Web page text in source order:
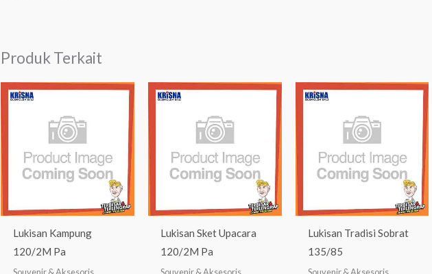
Produk Terkait
Lukisan Kampung
120/2M Pa
Souvenir & Aksesoris
Lukisan Sket Upacara
120/2M Pa
Souvenir & Aksesoris
Lukisan Tradisi Sobrat
135/85
Souvenir & Aksesoris